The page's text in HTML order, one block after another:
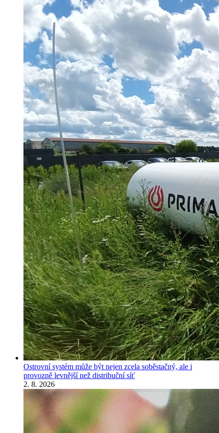
Ostrovní systém může být nejen zcela soběstačný, ale i
provozně levnější než distribuční síť
2. 8. 2026